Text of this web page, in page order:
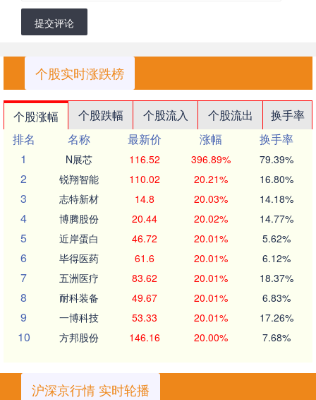
提交评论
个股实时涨跌榜
个股涨幅 个股跌幅 个股流入 个股流出
换手率
排名
名称 最新价 涨幅
换手率
1
N展芯 116.52 396.89% 79.39%
2 锐翔智能 110.02 20.21% 16.80%
3 志特新材 14.8 20.03% 14.18%
4 博腾股份 20.44 20.02% 14.77%
5 近岸蛋白 46.72 20.01% 5.62%
6 毕得医药 61.6 20.01% 6.12%
7 五洲医疗 83.62 20.01% 18.37%
8 耐科装备 49.67 20.01% 6.83%
9 一博科技 53.33 20.01% 17.26%
10 方邦股份 146.16 20.00% 7.68%
沪深京行情 实时轮播